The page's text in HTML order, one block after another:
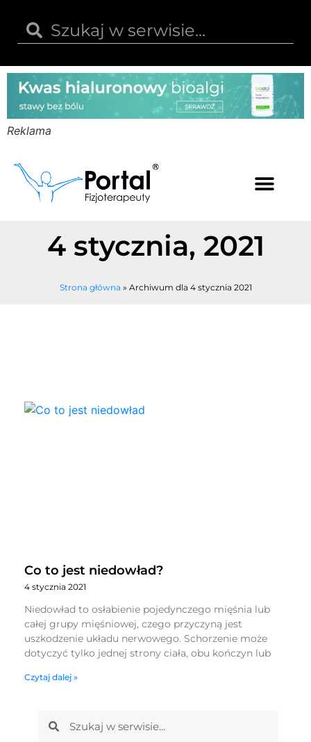
Reklama
4 stycznia, 2021
Strona główna » Archiwum dla 4 stycznia 2021
Co to jest niedowład?
4 stycznia 2021
Niedowład to osłabienie pojedynczego mięśnia lub
całej grupy mięśniowej, czego przyczyną jest
uszkodzenie układu nerwowego. Schorzenie może
dotyczyć tylko jednej strony ciała, obu kończyn lub
Czytaj dalej »